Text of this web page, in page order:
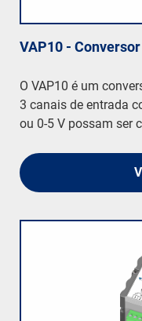
VAP10 -
O VAP10 é um
3 canais de entrada
ou 0-5 V possam ser